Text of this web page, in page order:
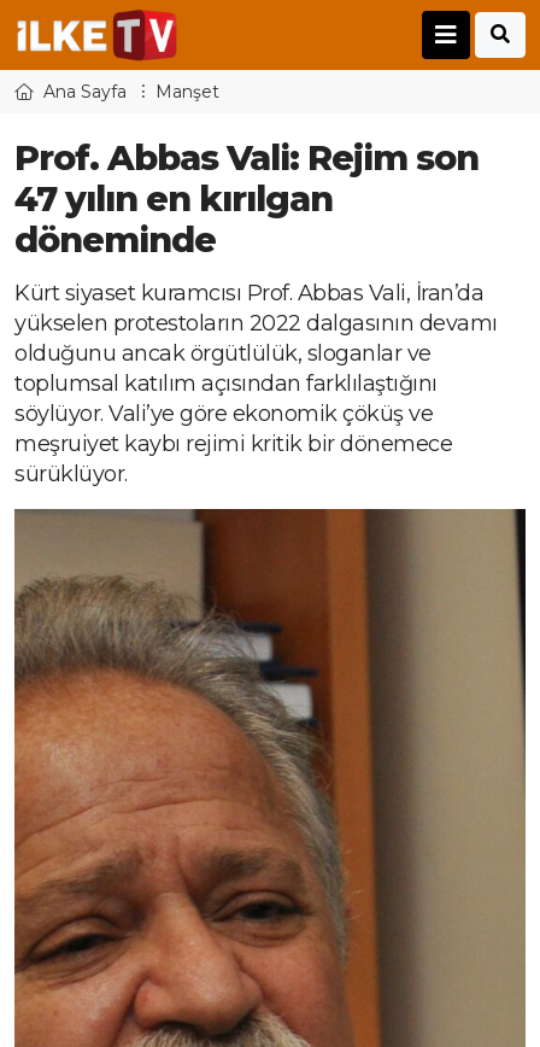
Ana Sayfa Manşet
Prof. Abbas Vali: Rejim son
47 yılın en kırılgan
döneminde
Kürt siyaset kuramcısı Prof. Abbas Vali, İran’da
yükselen protestoların 2022 dalgasının devamı
olduğunu ancak örgütlülük, sloganlar ve
toplumsal katılım açısından farklılaştığını
söylüyor. Vali’ye göre ekonomik çöküş ve
meşruiyet kaybı rejimi kritik bir dönemece
sürüklüyor.